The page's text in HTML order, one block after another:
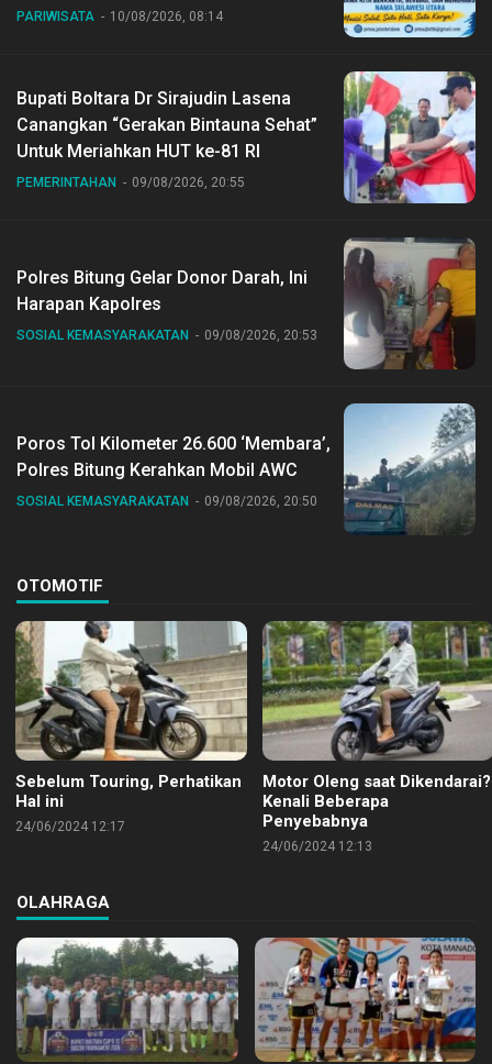
PARIWISATA 10/08/2026, 08:14
Bupati Boltara Dr Sirajudin Lasena
Canangkan “Gerakan Bintauna Sehat”
Untuk Meriahkan HUT ke-81 RI
PEMERINTAHAN 09/08/2026, 20:55
Polres Bitung Gelar Donor Darah, Ini
Harapan Kapolres
SOSIAL KEMASYARAKATAN 09/08/2026, 20:53
Poros Tol Kilometer 26.600 ‘Membara’,
Polres Bitung Kerahkan Mobil AWC
SOSIAL KEMASYARAKATAN 09/08/2026, 20:50
OTOMOTIF
Sebelum Touring, Perhatikan
Hal ini
24/06/2024 12:17
Motor Oleng saat Dikendarai?
Kenali Beberapa
Penyebabnya
24/06/2024 12:13
OLAHRAGA